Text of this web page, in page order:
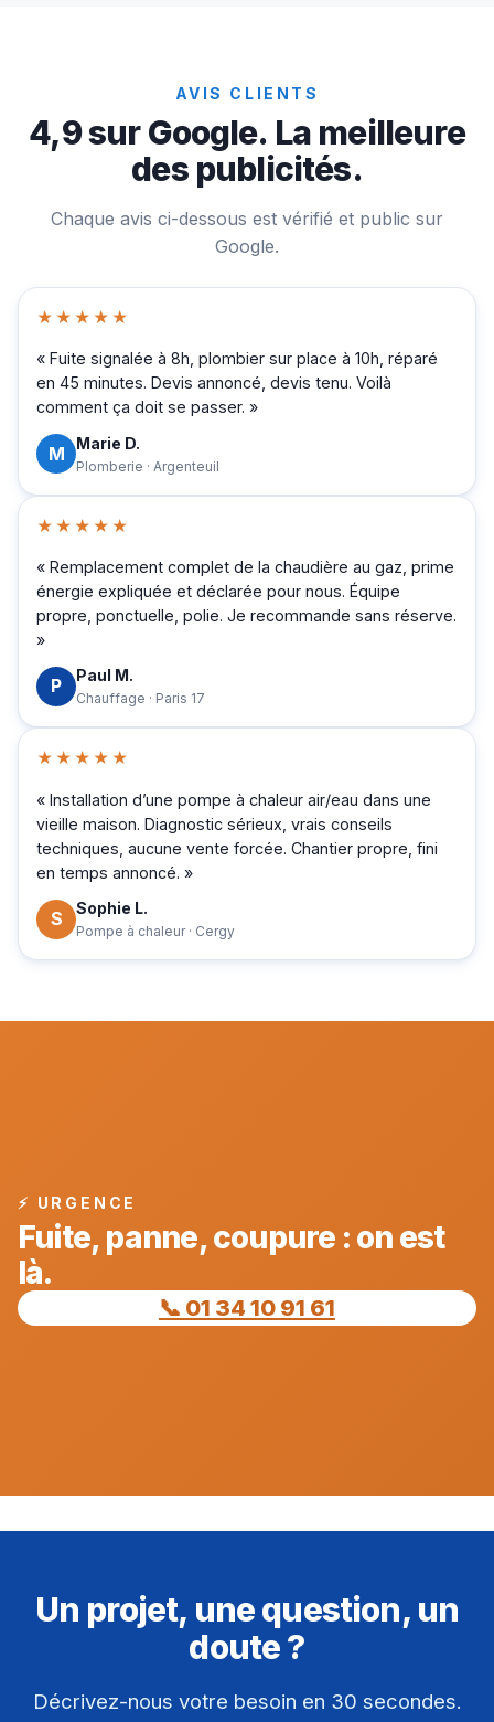
AVIS CLIENTS
4,9 sur Google. La meilleure
des publicités.
Chaque avis ci-dessous est vérifié et public sur
Google.
★★★★★
« Fuite signalée à 8h, plombier sur place à 10h, réparé
en 45 minutes. Devis annoncé, devis tenu. Voilà
comment ça doit se passer. »
M Marie D.
Plomberie · Argenteuil
★★★★★
« Remplacement complet de la chaudière au gaz, prime
énergie expliquée et déclarée pour nous. Équipe
propre, ponctuelle, polie. Je recommande sans réserve.
»
P Paul M.
Chauffage · Paris 17
★★★★★
« Installation d’une pompe à chaleur air/eau dans une
vieille maison. Diagnostic sérieux, vrais conseils
techniques, aucune vente forcée. Chantier propre, fini
en temps annoncé. »
S Sophie L.
Pompe à chaleur · Cergy
⚡ URGENCE
Fuite, panne, coupure : on est
là.
📞 01 34 10 91 61
Un projet, une question, un
doute ?
Décrivez-nous votre besoin en 30 secondes.